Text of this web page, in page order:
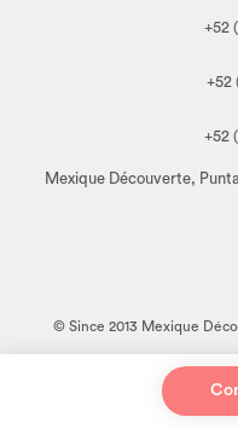
+52
+52
+52
Mexique Découverte,
© Since 2013 Mexique
sous quelque forme que